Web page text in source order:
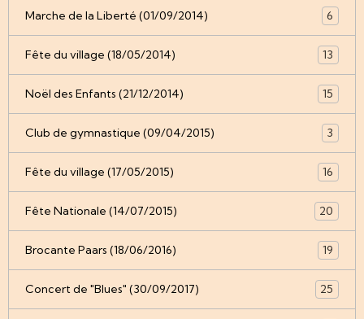
Marche de la Liberté (01/09/2014) 6
Fête du village (18/05/2014) 13
Noël des Enfants (21/12/2014) 15
Club de gymnastique (09/04/2015) 3
Fête du village (17/05/2015) 16
Fête Nationale (14/07/2015) 20
Brocante Paars (18/06/2016) 19
Concert de "Blues" (30/09/2017) 25